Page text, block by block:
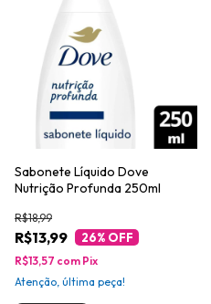
Sabonete Líquido Dove
Nutrição Profunda 250ml
R$13,99
R$18,99
26% OFF
R$13,57 com Pix
Atenção, última peça!